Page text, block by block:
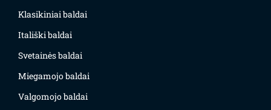
Klasikiniai baldai
Itališki baldai
Svetainės baldai
Miegamojo baldai
Valgomojo baldai